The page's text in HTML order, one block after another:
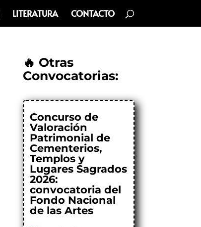
LITERATURA CONTACTO
🔥 Otras
Convocatorias:
Concurso de
Valoración
Patrimonial de
Cementerios,
Templos y
Lugares Sagrados
2026:
convocatoria del
Fondo Nacional
de las Artes